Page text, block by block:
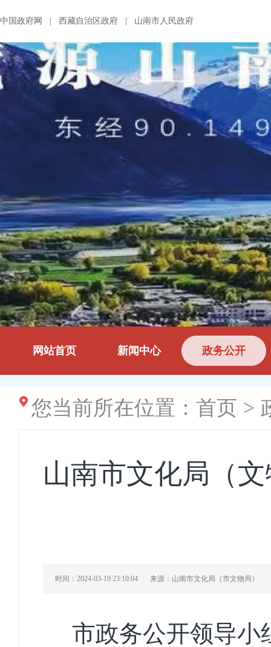
中国政府网 西藏自治区政府 山南市人民政府
网站首页 新闻中心 政务公开
您当前所在位置： 首页 >
山南市文化局（
时间：2024-03-19 23:10:04 来源：山南市文化局（市文物局）
市政务公开领导小